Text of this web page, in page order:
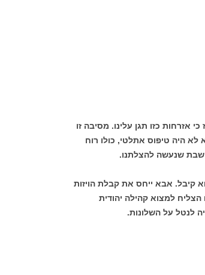
אזרחות כזו תגן עלינו. מסיבה זו
על אופניים. אבא לא היה טיפוס אתלטי, כולו רוח
שבת שנעשה להצלתנו.
קיבל. אבא ייחס את קבלת הויזות
למצוא קהילה יהודית
לנטל על השלונות.